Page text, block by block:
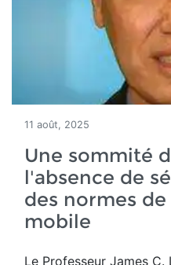
11 août, 2025
Une sommité
l'absence de
des normes
mobile
Le Professeur James C.